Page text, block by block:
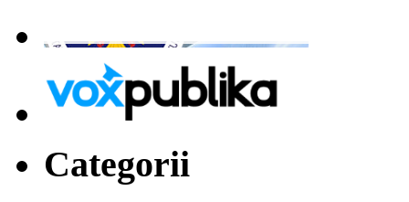
Categorii